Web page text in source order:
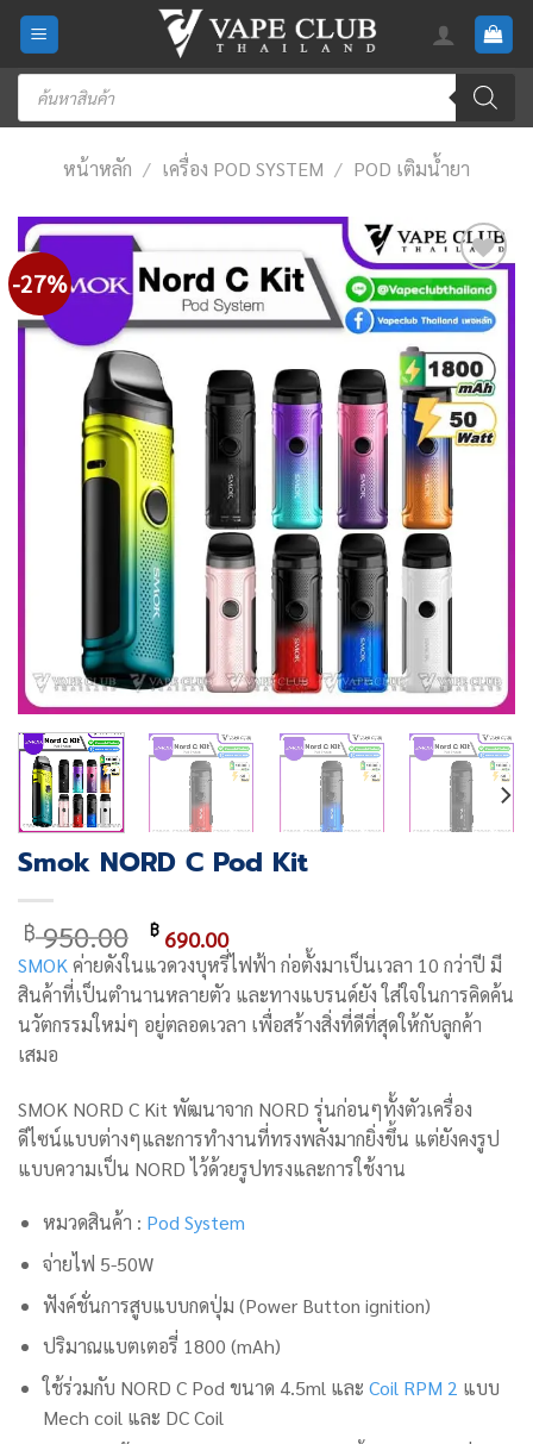
Skip
content
Products
search
หน้าหลัก / เครื่อง POD SYSTEM / POD เติมน้ำยา
-27%
Add
to
wishlist
Smok NORD C Pod Kit
฿950.00 Original
price
was:
฿ 950.00.
฿690.00Current
price
is:
฿ 690.00.
SMOK ค่ายดังในแวดวงบุหรี่ไฟฟ้า ก่อตั้งมาเป็นเวลา 10 กว่าปี มี
สินค้าที่เป็นตำนานหลายตัว และทางแบรนด์ยัง ใส่ใจในการคิดค้น
นวัตกรรมใหม่ๆ อยู่ตลอดเวลา เพื่อสร้างสิ่งที่ดีที่สุดให้กับลูกค้า
เสมอ
SMOK NORD C Kit พัฒนาจาก NORD รุ่นก่อนๆทั้งตัวเครื่อง
ดีไซน์แบบต่างๆและการทำงานที่ทรงพลังมากยิ่งขึ้น แต่ยังคงรูป
แบบความเป็น NORD ไว้ด้วยรูปทรงและการใช้งาน
หมวดสินค้า : Pod System
จ่ายไฟ 5-50W
ฟังค์ชั่นการสูบแบบกดปุ่ม (Power Button ignition)
ปริมาณแบตเตอรี่ 1800 (mAh)
ใช้ร่วมกับ NORD C Pod ขนาด 4.5ml และ Coil RPM 2 แบบ
Mech coil และ DC Coil